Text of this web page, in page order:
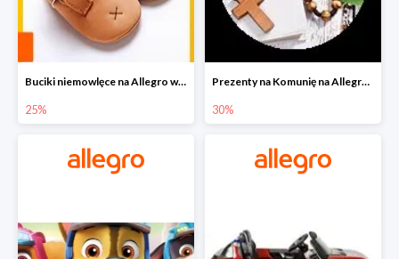
Buciki niemowlęce na Allegro w super cenach
25%
Prezenty na Komunię na Allegro do -30%
30%